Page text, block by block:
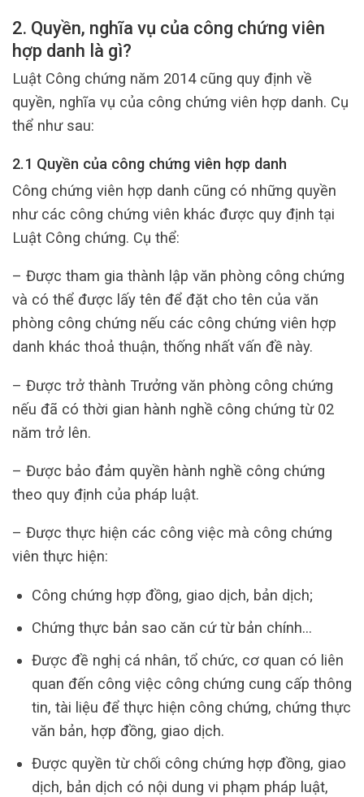
2. Quyền, nghĩa vụ của công chứng viên
hợp danh là gì?
Luật Công chứng năm 2014 cũng quy định về
quyền, nghĩa vụ của công chứng viên hợp danh. Cụ
thể như sau:
2.1 Quyền của công chứng viên hợp danh
Công chứng viên hợp danh cũng có những quyền
như các công chứng viên khác được quy định tại
Luật Công chứng. Cụ thể:
– Được tham gia thành lập văn phòng công chứng
và có thể được lấy tên để đặt cho tên của văn
phòng công chứng nếu các công chứng viên hợp
danh khác thoả thuận, thống nhất vấn đề này.
– Được trở thành Trưởng văn phòng công chứng
nếu đã có thời gian hành nghề công chứng từ 02
năm trở lên.
– Được bảo đảm quyền hành nghề công chứng
theo quy định của pháp luật.
– Được thực hiện các công việc mà công chứng
viên thực hiện:
Công chứng hợp đồng, giao dịch, bản dịch;
Chứng thực bản sao căn cứ từ bản chính…
Được đề nghị cá nhân, tổ chức, cơ quan có liên
quan đến công việc công chứng cung cấp thông
tin, tài liệu để thực hiện công chứng, chứng thực
văn bản, hợp đồng, giao dịch.
Được quyền từ chối công chứng hợp đồng, giao
dịch, bản dịch có nội dung vi phạm pháp luật,